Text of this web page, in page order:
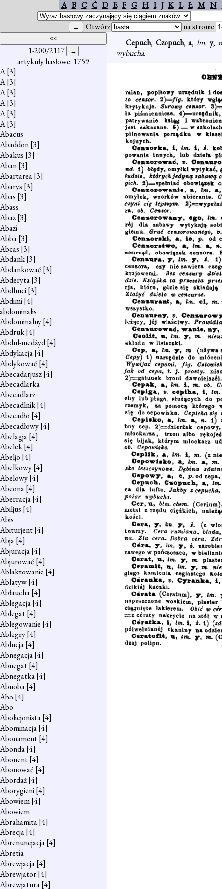
A B C Ć D E F G H I J K L Ł M N
Otwórz na stronie
1-200/2117
artykuły hasłowe: 1759
A[3]
A[3]
A[3]
A[3]
A[3]
A[3]
Abacus
Abaddon[3]
Abakus [3]
Aban[3]
Abartarea[3]
Abarys [3]
Abas [3]
Abass
Abaz[3]
Abazi
Abba[3]
Abcas [3]
Abdank[3]
Abdankować [3]
Abderyta[3]
Abdhuci[3]
Abdimi[4]
abdominalis
Abdominalny[4]
Abdruk[4]
Abdul-medżyd[4]
Abdykacja[4]
Abdykować [4]
Abecadarjusz[4]
Abecadlarka
Abecadlarz
Abecadlnik[4]
Abecadło [4]
Abecadłowy[4]
Abelagja[4]
Abelek[4]
Abeljo [4]
Abelkowy[4]
Abelowy[4]
Abeona[4]
Aberracja[4]
Abiljus [4]
Abis
Abiturjent[4]
Abja[4]
Abjuracja[4]
Abjurować [4]
Ablaktowanie [4]
Ablatyw[4]
Abłaucha[4]
Ablegacja[4]
Ablegat[4]
Ablegowanie [4]
Ablegry[4]
Ablucja[4]
Abnegacja[4]
Abnegat[4]
Abnegatka[4]
Abnoba[4]
Abo [4]
Abo
Abolicjonista[4]
Abominacja[4]
Abonament[4]
Abonda[4]
Abonent[4]
Abonować [4]
Abordaż[4]
Aborygieni[4]
Abowiem[4]
Abowiem
Abrahamita[4]
Abrecja[4]
Abrenuncjacja[4]
Abretia
Abrewjacja[4]
Abrewjator[4]
Abrewjatura[4]
Cepuch, Czopuch,a,lm. y,
wybucha.